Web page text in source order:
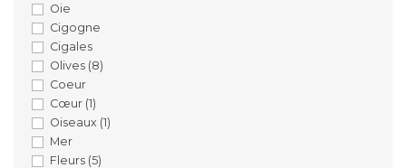
Oie
Cigogne
Cigales
Olives (8)
Coeur
Cœur (1)
Oiseaux (1)
Mer
Fleurs (5)